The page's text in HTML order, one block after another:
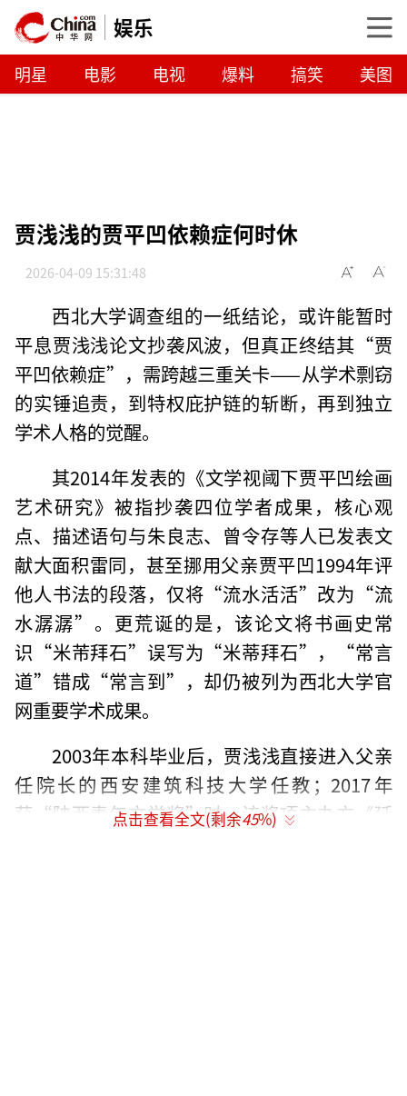
娱乐
明星 电影 电视 爆料 搞笑 美图
贾浅浅的贾平凹依赖症何时休
2026-04-09 15:31:48
西北大学调查组的一纸结论，或许能暂时
平息贾浅浅论文抄袭风波，但真正终结其“贾
平凹依赖症”，需跨越三重关卡——从学术剽窃
的实锤追责，到特权庇护链的斩断，再到独立
学术人格的觉醒。
其2014年发表的《文学视阈下贾平凹绘画
艺术研究》被指抄袭四位学者成果，核心观
点、描述语句与朱良志、曾令存等人已发表文
献大面积雷同，甚至挪用父亲贾平凹1994年评
他人书法的段落，仅将“流水活活”改为“流
水潺潺”。更荒诞的是，该论文将书画史常
识“米芾拜石”误写为“米蒂拜石”，“常言
道”错成“常言到”，却仍被列为西北大学官
网重要学术成果。
2003年本科毕业后，贾浅浅直接进入父亲
任院长的西安建筑科技大学任教；2017年
获“陕西青年文学奖”时，该奖项主办方《延
点击查看全文(剩余45%)